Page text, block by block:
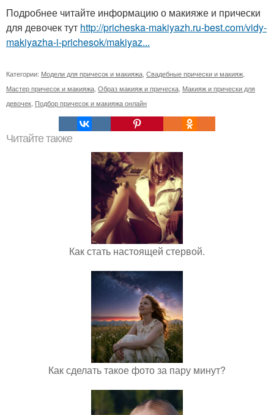
Подробнее читайте информацию о макияже и прически
для девочек тут http://pricheska-makiyazh.ru-best.com/vidy-
makiyazha-i-prichesok/makiyaz...
Категории: Модели для причесок и макияжа, Свадебные прически и макияж,
Мастер причесок и макияжа, Образ макияж и прическа, Макияж и прически для
девочек, Подбор причесок и макияжа онлайн
Читайте также
Как стать настоящей стервой.
Как сделать такое фото за пару минут?